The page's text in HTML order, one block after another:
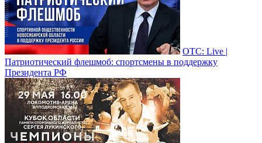
ОТС: Live |
Патриотический флешмоб: спортсмены в поддержку
Президента РФ